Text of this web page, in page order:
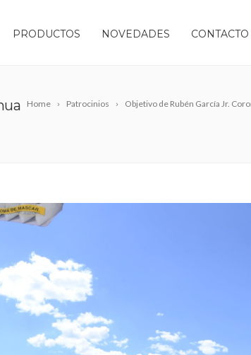
PRODUCTOS NOVEDADES CONTACTO
Home Patrocinios Objetivo de Rubén García Jr.